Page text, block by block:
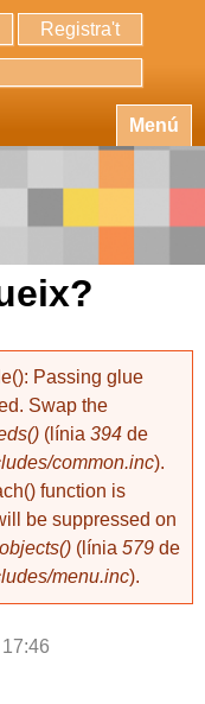
Registra't
Menú
Passing glue
Swap the
(línia 394 de
common.inc).
function is
be suppressed on
(línia 579 de
menu.inc).